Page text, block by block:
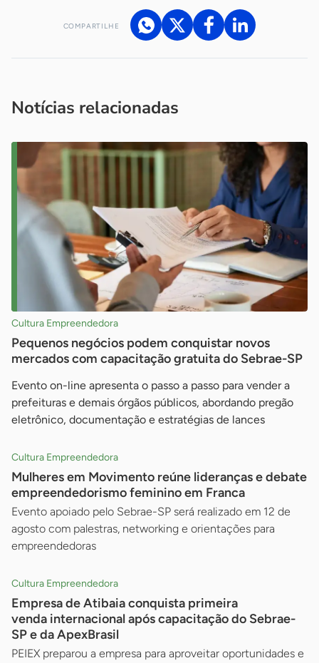
COMPARTILHE
Notícias relacionadas
Cultura Empreendedora
Pequenos negócios podem conquistar novos
mercados com capacitação gratuita do Sebrae-SP
Evento on-line apresenta o passo a passo para vender a
prefeituras e demais órgãos públicos, abordando pregão
eletrônico, documentação e estratégias de lances
Cultura Empreendedora
Mulheres em Movimento reúne lideranças e debate
empreendedorismo feminino em Franca
Evento apoiado pelo Sebrae-SP será realizado em 12 de
agosto com palestras, networking e orientações para
empreendedoras
Cultura Empreendedora
Empresa de Atibaia conquista primeira
venda internacional após capacitação do Sebrae-
SP e da ApexBrasil
PEIEX preparou a empresa para aproveitar oportunidades e